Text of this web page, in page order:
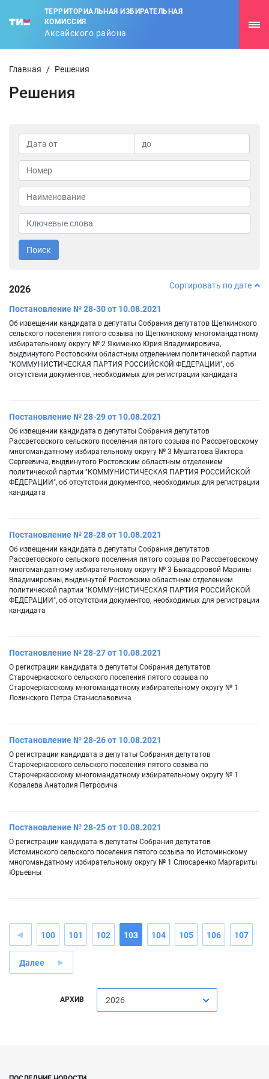
ТЕРРИТОРИАЛЬНАЯ ИЗБИРАТЕЛЬНАЯ
КОМИССИЯ
Аксайского района
Главная / Решения
Решения
Поиск
2026 Сортировать по дате
Постановление № 28-30 от 10.08.2021
Об извещении кандидата в депутаты Собрания депутатов Щепкинского
сельского поселения пятого созыва по Щепкинскому многомандатному
избирательному округу № 2 Якименко Юрия Владимировича,
выдвинутого Ростовским областным отделением политической партии
"КОММУНИСТИЧЕСКАЯ ПАРТИЯ РОССИЙСКОЙ ФЕДЕРАЦИИ", об
отсутствии документов, необходимых для регистрации кандидата
Постановление № 28-29 от 10.08.2021
Об извещении кандидата в депутаты Собрания депутатов
Рассветовского сельского поселения пятого созыва по Рассветовскому
многомандатному избирательному округу № 3 Муштатова Виктора
Сергеевича, выдвинутого Ростовским областным отделением
политической партии "КОММУНИСТИЧЕСКАЯ ПАРТИЯ РОССИЙСКОЙ
ФЕДЕРАЦИИ", об отсутствии документов, необходимых для регистрации
кандидата
Постановление № 28-28 от 10.08.2021
Об извещении кандидата в депутаты Собрания депутатов
Рассветовского сельского поселения пятого созыва по Рассветовскому
многомандатному избирательному округу № 3 Быкадоровой Марины
Владимировны, выдвинутой Ростовским областным отделением
политической партии "КОММУНИСТИЧЕСКАЯ ПАРТИЯ РОССИЙСКОЙ
ФЕДЕРАЦИИ", об отсутствии документов, необходимых для регистрации
кандидата
Постановление № 28-27 от 10.08.2021
О регистрации кандидата в депутаты Собрания депутатов
Старочеркасского сельского поселения пятого созыва по
Старочеркасскому многомандатному избирательному округу № 1
Лозинского Петра Станиславовича
Постановление № 28-26 от 10.08.2021
О регистрации кандидата в депутаты Собрания депутатов
Старочеркасского сельского поселения пятого созыва по
Старочеркасскому многомандатному избирательному округу № 1
Ковалева Анатолия Петровича
Постановление № 28-25 от 10.08.2021
О регистрации кандидата в депутаты Собрания депутатов
Истоминского сельского поселения пятого созыва по Истоминскому
многомандатному избирательному округу № 1 Слюсаренко Маргариты
Юрьевны
100 101 102 103 104 105 106 107
Далее
АРХИВ 2026